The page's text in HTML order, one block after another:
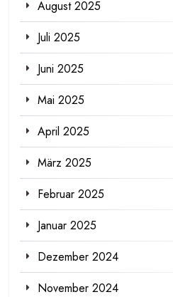
August 2025
Juli 2025
Juni 2025
Mai 2025
April 2025
März 2025
Februar 2025
Januar 2025
Dezember 2024
November 2024